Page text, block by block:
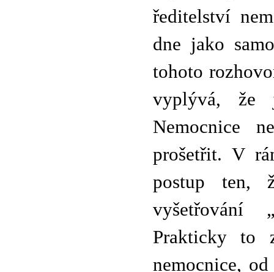
ředitelství
dne jako
tohoto
vyplývá, že
Nemocnice
prošetřit. V
postup ten,
vyšetřování
Prakticky to
nemocnice,